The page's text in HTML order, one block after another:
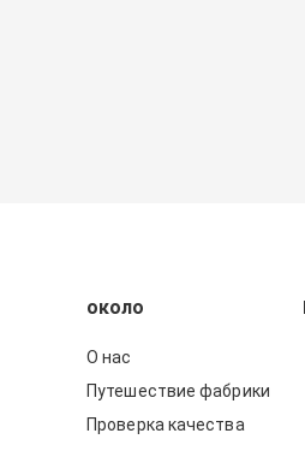
около
О нас
Путешествие фабрики
Проверка качества